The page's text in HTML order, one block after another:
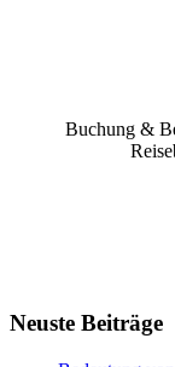
Buchung &
Neuste Beiträge